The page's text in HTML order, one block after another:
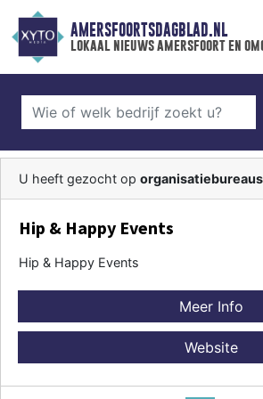
AMERSFOORTSDAGBLAD.NL
lokaal nieuws amersfoort en
U heeft gezocht op organisatiebureaus
Hip & Happy Events
Hip & Happy Events
Meer Info
Website